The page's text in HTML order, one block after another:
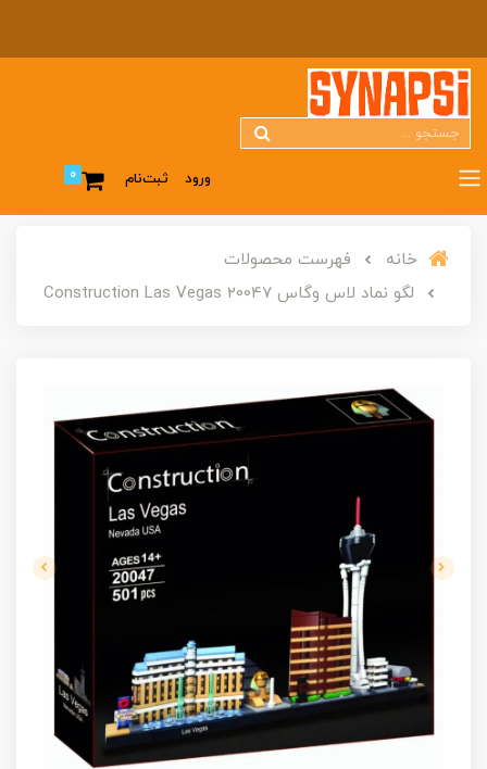
ورود ثبت‌نام 0
خانه
فهرست محصولات
لگو نماد لاس وگاس Construction Las Vegas 20047